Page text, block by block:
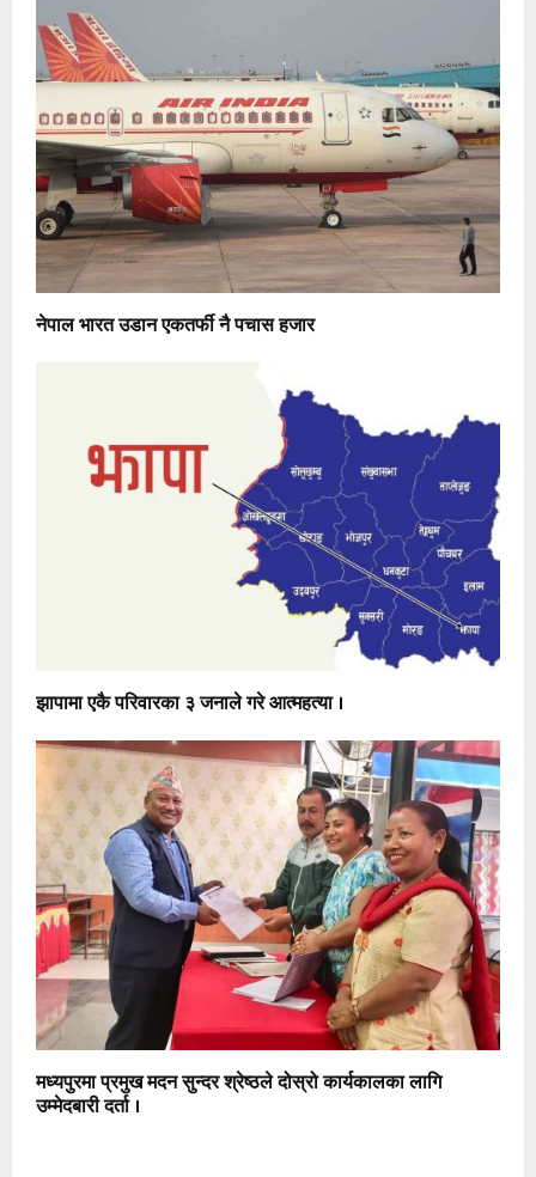
नेपाल भारत उडान एकतर्फी नै पचास हजार
झापामा एकै परिवारका ३ जनाले गरे आत्महत्या ।
मध्यपुरमा प्रमुख मदन सुन्दर श्रेष्ठले दोस्रो कार्यकालका लागि
उम्मेदबारी दर्ता ।